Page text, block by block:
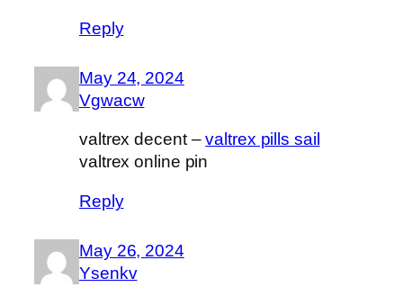
Reply
May 24, 2024
Vgwacw
valtrex decent –valtrex pills sail
valtrex online pin
Reply
May 26, 2024
Ysenkv